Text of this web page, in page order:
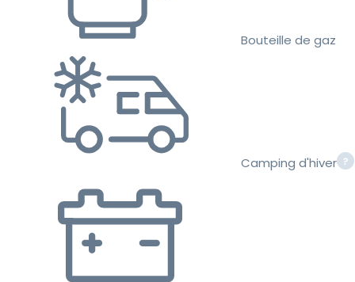
Bouteille de gaz
Camping d'hiver